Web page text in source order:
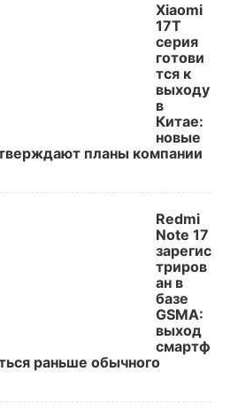
Xiaomi
17T
серия
готови
тся к
выходу
в
Китае:
новые
планы компании
Redmi
Note 17
зарегис
триров
ан в
базе
GSMA:
выход
смартф
раньше обычного